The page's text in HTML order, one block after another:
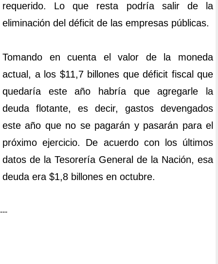
requerido. Lo que resta podría salir de la
eliminación del déficit de las empresas públicas.
Tomando en cuenta el valor de la moneda
actual, a los $11,7 billones que déficit fiscal que
quedaría este año habría que agregarle la
deuda flotante, es decir, gastos devengados
este año que no se pagarán y pasarán para el
próximo ejercicio. De acuerdo con los últimos
datos de la Tesorería General de la Nación, esa
deuda era $1,8 billones en octubre.
---